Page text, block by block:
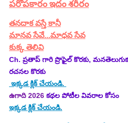
పరోపకారం ఇదం శరీరం
తనదాక వస్తే కానీ
మానవ సేవే...మాధవ సేవ
కుక్క తెలివి
Ch. ప్రతాప్ గారి ప్రొఫైల్ కొరకు,
రచనల కొరకు
ఇక్కడ క్లిక్ చేయండి.
ఉగాది 2026 కథల పోటీల వివరాల కోసం
ఇక్కడ క్లిక్ చేయండి.